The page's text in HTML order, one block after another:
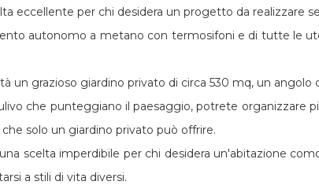
eccellente per chi desidera un progetto da realizzare
autonomo a metano con termosifoni e di tutte le
un grazioso giardino privato di circa 530 mq, un angolo
che punteggiano il paesaggio, potrete organizzare
solo un giardino privato può offrire.
scelta imperdibile per chi desidera un'abitazione
a stili di vita diversi.